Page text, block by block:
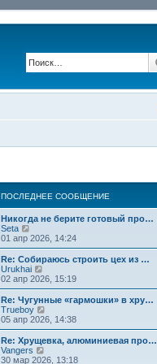
ПОСЛЕДНЕЕ СООБЩЕНИЕ
Никогда не берите готовый про…
Seta
е
р
е
й
т
п
о
с
е
д
01 апр 2026, 14:24
Re: Собираюсь строить цех из …
Urukhai
е
р
е
й
т
п
о
02 апр 2026, 15:19
Re: Чугунные «гармошки» в хру…
Trueboy
е
р
е
т
05 апр 2026, 14:38
Re: Хрущевка, алюминиевая про…
Vangers
е
30 мар 2026, 13:18